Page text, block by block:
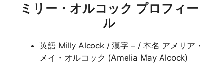
ミリー・オルコック プロフィー
ル
英語 Milly Alcock / 漢字 – / 本名 アメリア・
メイ・オルコック (Amelia May Alcock)